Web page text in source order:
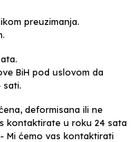
preuzimanja.
BiH pod uslovom da
sati.
deformisana ili ne
kontaktirate u roku 24 sata
Mi ćemo vas kontaktirati